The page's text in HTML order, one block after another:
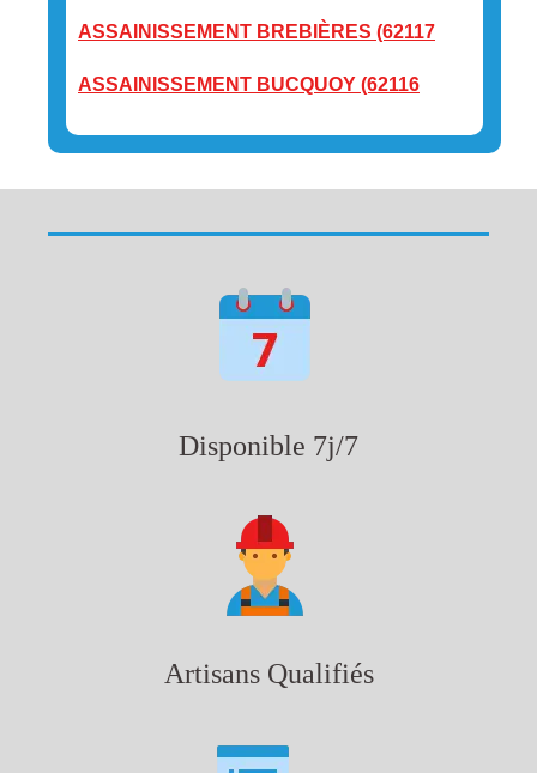
ASSAINISSEMENT BREBIÈRES (62117
ASSAINISSEMENT BUCQUOY (62116
Disponible 7j/7
Artisans Qualifiés